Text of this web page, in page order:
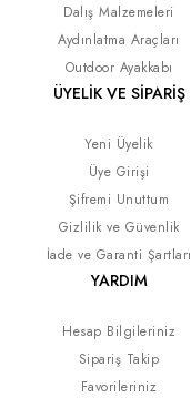
Dalış Malzemeleri
Aydınlatma Araçları
Outdoor Ayakkabı
ÜYELİK VE SİPARİŞ
Yeni Üyelik
Üye Girişi
Şifremi Unuttum
Gizlilik ve Güvenlik
İade ve Garanti Şartları
YARDIM
Hesap Bilgileriniz
Sipariş Takip
Favorileriniz